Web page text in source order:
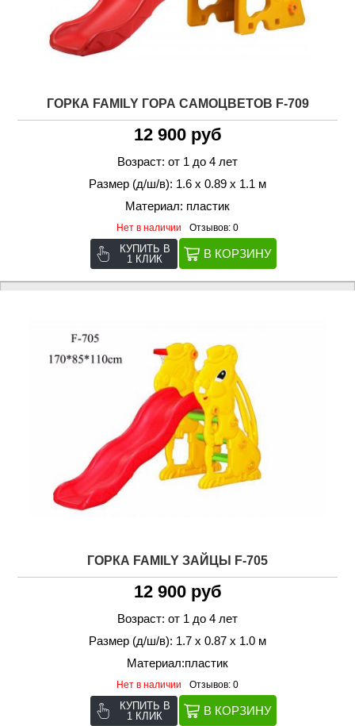
ГОРКА FAMILY ГОРА САМОЦВЕТОВ F-709
12 900 руб
Возраст: от 1 до 4 лет
Размер (д/ш/в): 1.6 х 0.89 х 1.1 м
Материал: пластик
Нет в наличии Отзывов: 0
КУПИТЬ В
1 КЛИК
ГОРКА FAMILY ЗАЙЦЫ F-705
12 900 руб
Возраст: от 1 до 4 лет
Размер (д/ш/в): 1.7 х 0.87 х 1.0 м
Материал:пластик
Нет в наличии Отзывов: 0
КУПИТЬ В
1 КЛИК